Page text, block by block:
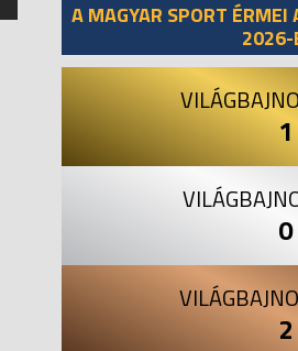
A MAGYAR SPORT ÉRMEI
2026-
1
0
2